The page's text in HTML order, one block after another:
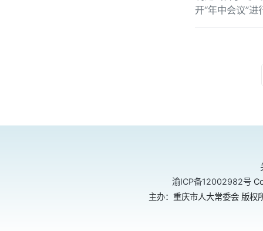
开“年中会议”进
渝ICP备12002982号
主办：重庆市人大常委会 版